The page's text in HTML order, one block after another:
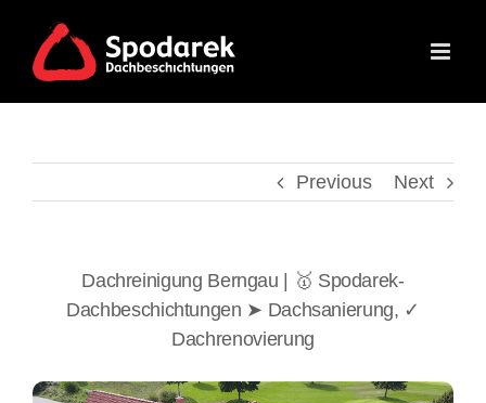
content
Previous Next
Dachreinigung Berngau | 🥇 Spodarek-
Dachbeschichtungen ➤ Dachsanierung, ✓
Dachrenovierung